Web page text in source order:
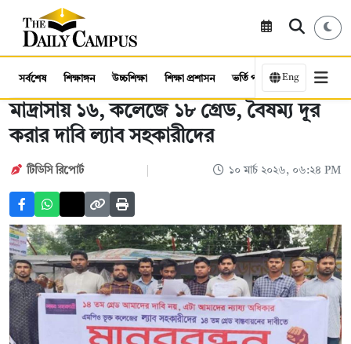
সর্বশেষ শিক্ষাঙ্গন উচ্চশিক্ষা শিক্ষা প্রশাসন ভর্তি পরীক্ষা কর্মসংস্থান
Eng
মাদ্রাসায় ১৬, কলেজে ১৮ গ্রেড, বৈষম্য দূর
করার দাবি ল্যাব সহকারীদের
টিডিসি রিপোর্ট ১০ মার্চ ২০২৬, ০৬:২৪ PM